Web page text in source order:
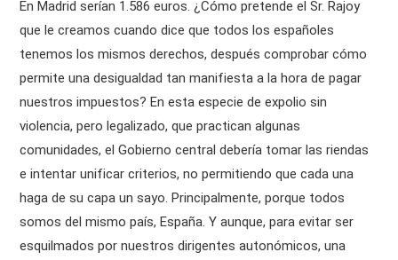
En Madrid serían 1.586 euros. ¿Cómo pretende el Sr. Rajoy
que le creamos cuando dice que todos los españoles
tenemos los mismos derechos, después comprobar cómo
permite una desigualdad tan manifiesta a la hora de pagar
nuestros impuestos? En esta especie de expolio sin
violencia, pero legalizado, que practican algunas
comunidades, el Gobierno central debería tomar las riendas
e intentar unificar criterios, no permitiendo que cada una
haga de su capa un sayo. Principalmente, porque todos
somos del mismo país, España. Y aunque, para evitar ser
esquilmados por nuestros dirigentes autonómicos, una